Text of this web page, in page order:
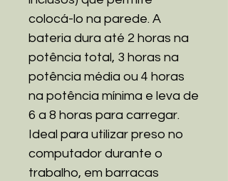
colocá-lo na parede. A
bateria dura até 2 horas na
potência total, 3 horas na
potência média ou 4 horas
na potência mínima e leva de
6 a 8 horas para carregar.
Ideal para utilizar preso no
computador durante o
trabalho, em barracas